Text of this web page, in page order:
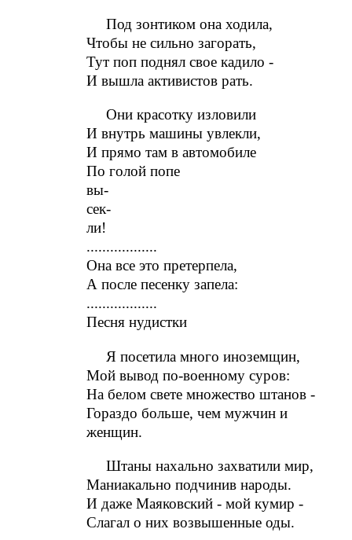
Под зонтиком она ходила,
Чтобы не сильно загорать,
Тут поп поднял свое кадило -
И вышла активистов рать.
Они красотку изловили
И внутрь машины увлекли,
И прямо там в автомобиле
По голой попе
вы-
сек-
ли!
..................
Она все это претерпела,
А после песенку запела:
..................
Песня нудистки
Я посетила много иноземщин,
Мой вывод по-военному суров:
На белом свете множество штанов -
Гораздо больше, чем мужчин и
женщин.
Штаны нахально захватили мир,
Маниакально подчинив народы.
И даже Маяковский - мой кумир -
Слагал о них возвышенные оды.